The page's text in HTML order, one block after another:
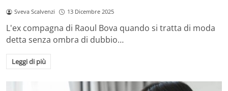
Sveva Scalvenzi 13 Dicembre 2025
L'ex compagna di Raoul Bova quando si tratta di moda
detta senza ombra di dubbio…
Leggi di più